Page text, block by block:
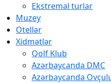
Ekstremal turlar
Muzey
Otellər
Xidmətlər
Qolf Klub
Azərbaycanda DMC
Azərbaycanda